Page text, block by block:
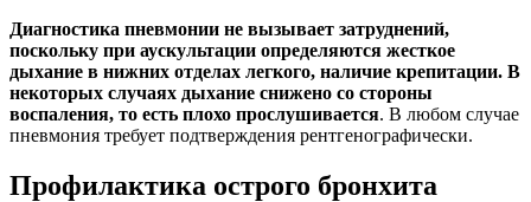
Диагностика пневмонии не вызывает затруднений,
поскольку при аускультации определяются жесткое
дыхание в нижних отделах легкого, наличие крепитации. В
некоторых случаях дыхание снижено со стороны
воспаления, то есть плохо прослушивается. В любом случае
пневмония требует подтверждения рентгенографически.
Профилактика острого бронхита